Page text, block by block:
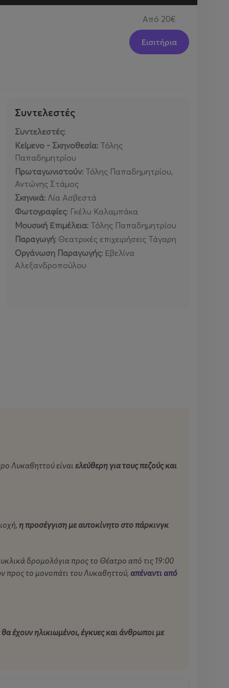
Από 20€
Εισιτήρια
Συντελεστές
Συντελεστές:
Κείμενο - Σκηνοθεσία: Τόλης
Παπαδημητρίου
Πρωταγωνιστούν: Τόλης Παπαδημητρίου,
Αντώνης Στάμος
Σκηνικά: Λία Ασβεστά
Φωτογραφίες: Γκέλυ Καλαμπάκα
Μουσική Επιμέλεια: Τόλης Παπαδημητρίου
Παραγωγή: Θεατρικές επιχειρήσεις Τάγαρη
Οργάνωση Παραγωγής: Εβελίνα
Αλεξανδροπούλου
Λυκαβηττού είναι ελεύθερη για τους πεζούς και
η προσέγγιση με αυτοκίνητο στο πάρκινγκ
δρομολόγια προς το Θέατρο από τις 19:00
προς το μονοπάτι του Λυκαβηττού, απέναντι από
έχουν ηλικιωμένοι, έγκυες και άνθρωποι με